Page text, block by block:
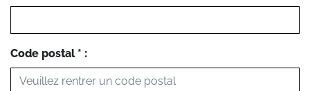
Code postal * :